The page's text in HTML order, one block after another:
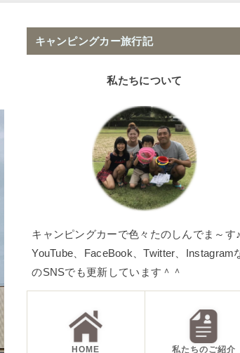
キャンピングカー旅行記
私たちについて
キャンピングカーで色々たのしんでま～す♪
YouTube、FaceBook、Twitter、Instagram
のSNSでも更新しています＾＾
HOME 私たちのご紹介